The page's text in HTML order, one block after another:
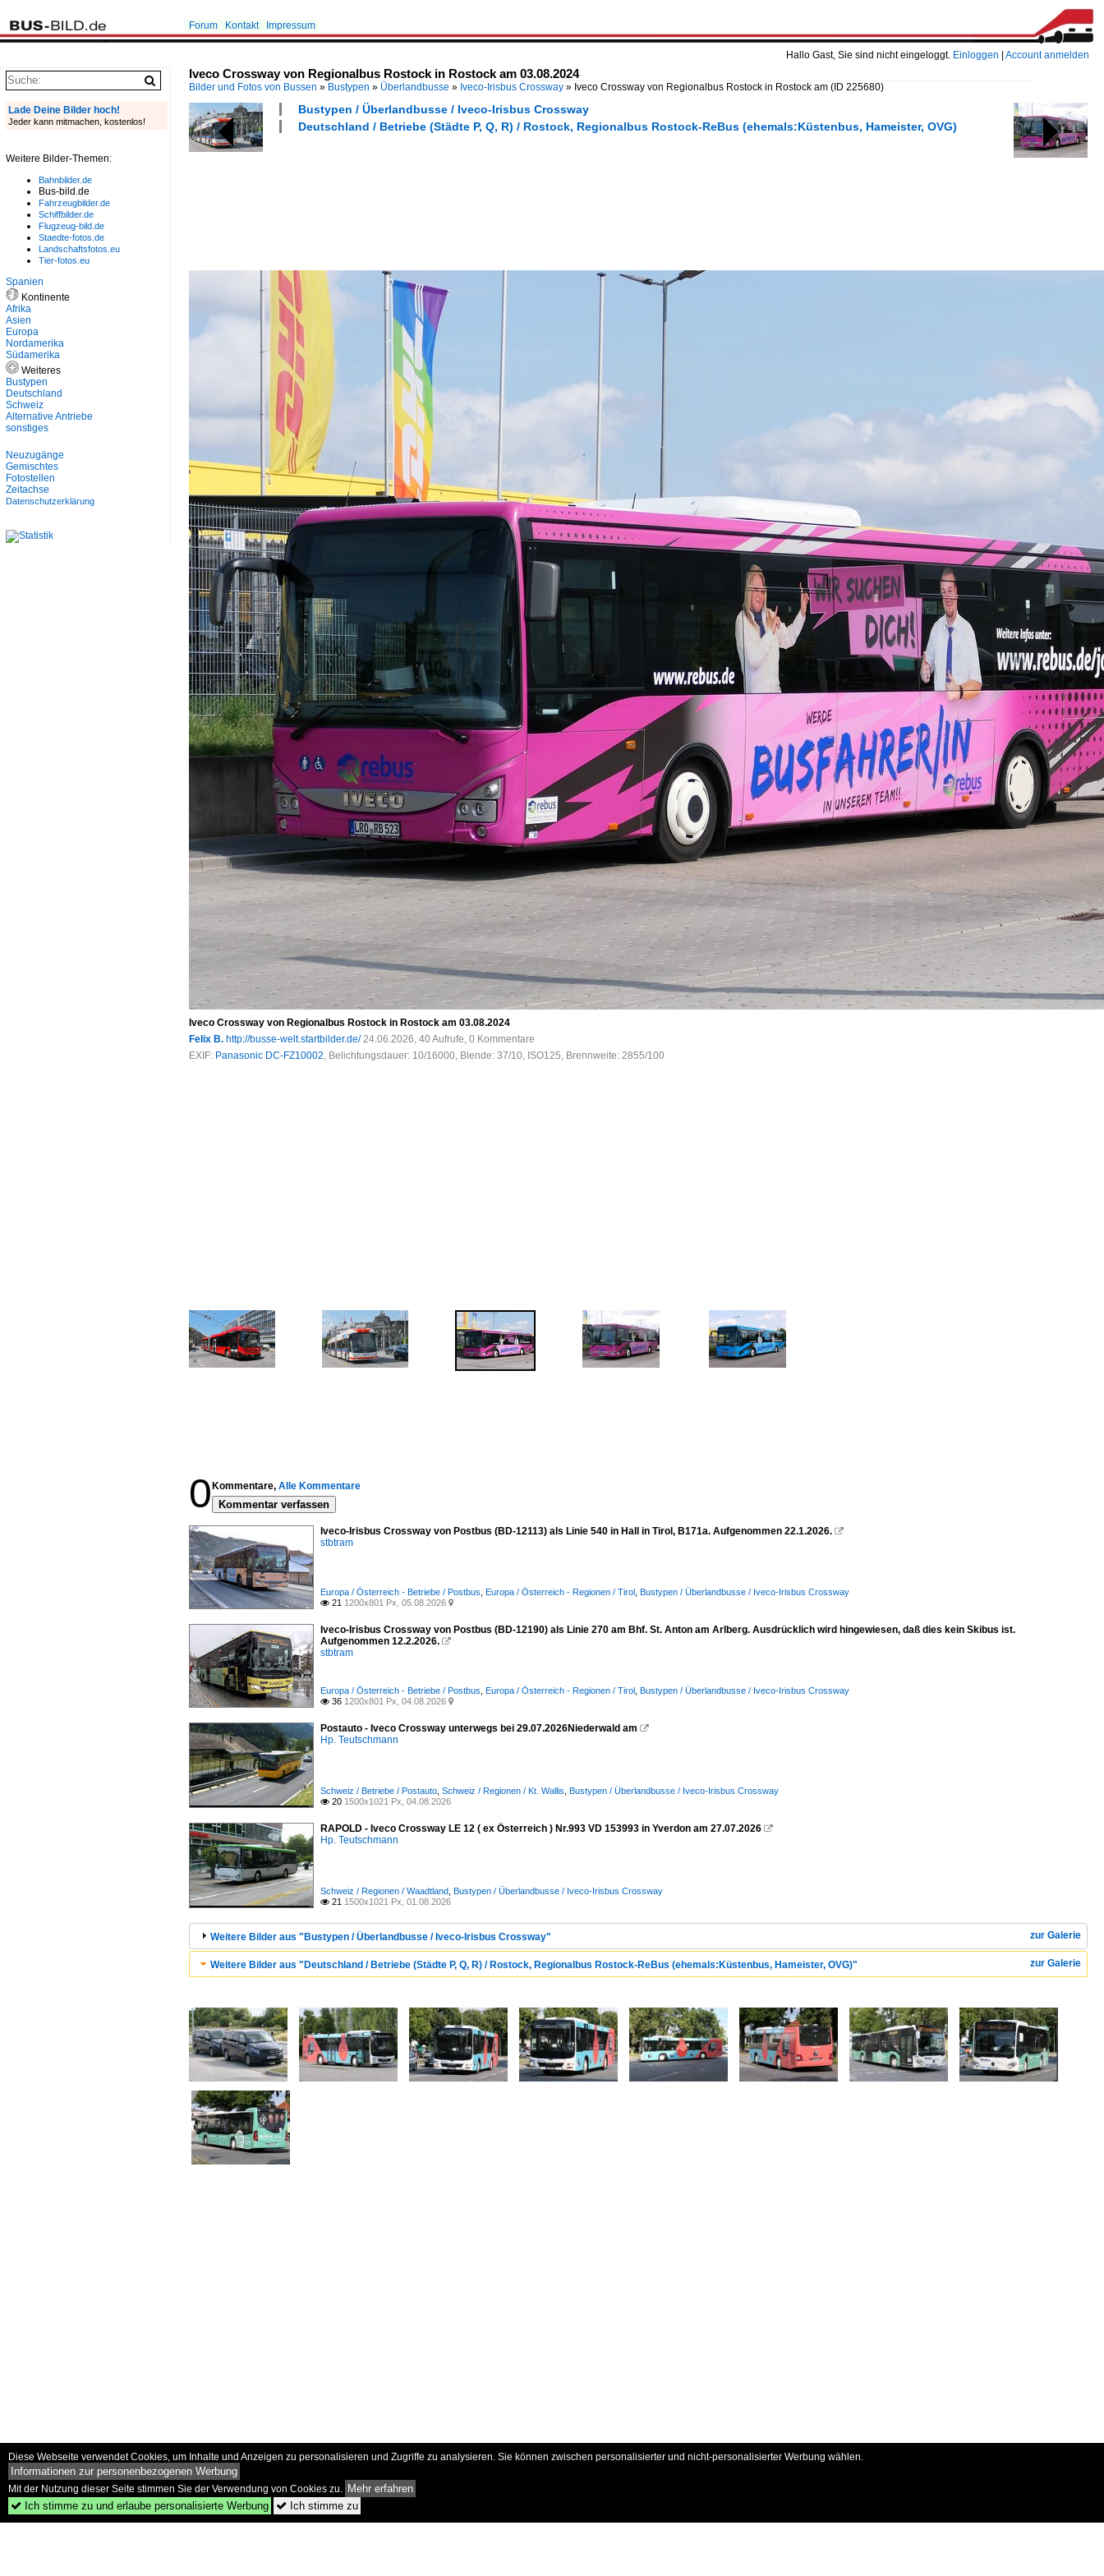
Hallo Gast, Sie sind nicht eingeloggt. Einloggen Account anmelden
Forum Kontakt Impressum
Iveco Crossway von Regionalbus Rostock in Rostock am 03.08.2024
Bilder und Fotos von Bussen » Bustypen » Überlandbusse » Iveco-Irisbus Crossway » Iveco Crossway von Regionalbus Rostock in Rostock am (ID 225680)
Bustypen / Überlandbusse / Iveco-Irisbus Crossway
Deutschland / Betriebe (Städte P, Q, R) / Rostock, Regionalbus Rostock-ReBus (ehemals:Küstenbus, Hameister, OVG)
Iveco Crossway von Regionalbus Rostock in Rostock am 03.08.2024
Felix B. http://busse-welt.startbilder.de/ 24.06.2026, 40 Aufrufe, 0 Kommentare
EXIF: Panasonic DC-FZ10002, Belichtungsdauer: 10/16000, Blende: 37/10, ISO125, Brennweite: 2855/100
0 Kommentare, Alle Kommentare
Kommentar verfassen
Iveco-Irisbus Crossway von Postbus (BD-12113) als Linie 540 in Hall in Tirol, B171a. Aufgenommen 22.1.2026. 
stbtram
Europa / Österreich - Betriebe / Postbus Europa / Österreich - Regionen / Tirol Bustypen / Überlandbusse / Iveco-Irisbus Crossway
 21 1200x801 Px, 05.08.2026 
Iveco-Irisbus Crossway von Postbus (BD-12190) als Linie 270 am Bhf. St. Anton am Arlberg. Ausdrücklich wird hingewiesen, daß dies kein Skibus ist.
Aufgenommen 12.2.2026. 
stbtram
Europa / Österreich - Betriebe / Postbus Europa / Österreich - Regionen / Tirol Bustypen / Überlandbusse / Iveco-Irisbus Crossway
 36 1200x801 Px, 04.08.2026 
Postauto - Iveco Crossway unterwegs bei 29.07.2026Niederwald am 
Hp. Teutschmann
Schweiz / Betriebe / Postauto Schweiz / Regionen / Kt. Wallis Bustypen / Überlandbusse / Iveco-Irisbus Crossway
 20 1500x1021 Px, 04.08.2026
RAPOLD - Iveco Crossway LE 12 ( ex Österreich ) Nr.993 VD 153993 in Yverdon am 27.07.2026 
Hp. Teutschmann
Schweiz / Regionen / Waadtland Bustypen / Überlandbusse / Iveco-Irisbus Crossway
 21 1500x1021 Px, 01.08.2026
zur Galerie
Weitere Bilder aus "Bustypen / Überlandbusse / Iveco-Irisbus Crossway"
zur Galerie
Weitere Bilder aus "Deutschland / Betriebe (Städte P, Q, R) / Rostock, Regionalbus Rostock-ReBus (ehemals:Küstenbus, Hameister, OVG)"
Lade Deine Bilder hoch!
Jeder kann mitmachen, kostenlos!
Weitere Bilder-Themen:
Bahnbilder.de
Bus-bild.de
Fahrzeugbilder.de
Schiffbilder.de
Flugzeug-bild.de
Staedte-fotos.de
Landschaftsfotos.eu
Tier-fotos.eu
Spanien
Kontinente
Afrika
Asien
Europa
Nordamerika
Südamerika
Weiteres
Bustypen
Deutschland
Schweiz
Alternative Antriebe
sonstiges
Neuzugänge
Gemischtes
Fotostellen
Zeitachse
Datenschutzerklärung
Diese Webseite verwendet Cookies, um Inhalte und Anzeigen zu personalisieren und Zugriffe zu analysieren. Sie können zwischen personalisierter und nicht-personalisierter Werbung wählen.
Informationen zur personenbezogenen Werbung
Mit der Nutzung dieser Seite stimmen Sie der Verwendung von Cookies zu. Mehr erfahren
 Ich stimme zu und erlaube personalisierte Werbung  Ich stimme zu